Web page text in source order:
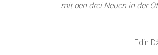
mit den drei Neuen in der
Edin